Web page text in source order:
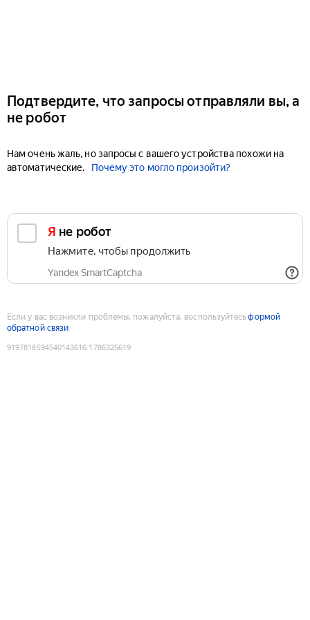
Подтвердите, что запросы отправляли вы, а
не робот
Нам очень жаль, но запросы с вашего устройства похожи на
автоматические.
Почему это могло произойти?
Я не робот
Нажмите, чтобы продолжить
Yandex SmartCaptcha
Если у вас возникли проблемы, пожалуйста, воспользуйтесьформой
обратной связи
9197818594540143616:1786325619